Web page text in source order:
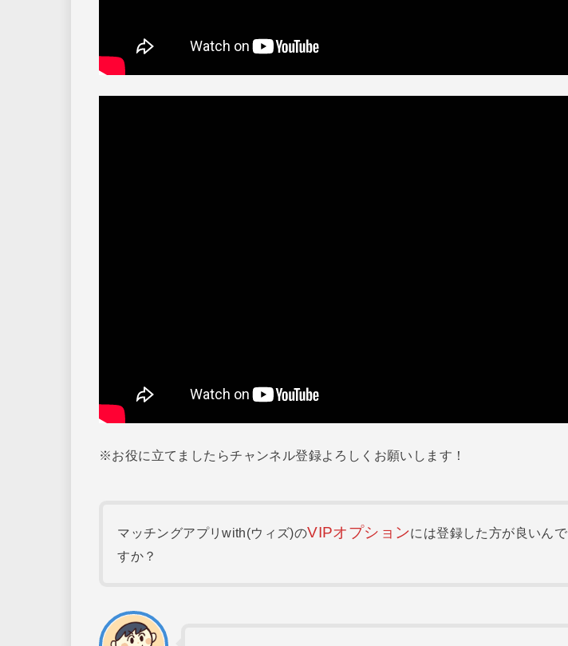
※お役に立てましたらチャンネル登録よろしくお願いします！
マッチングアプリwith(ウィズ)のVIPオプションには登録した方が良いんで
すか？